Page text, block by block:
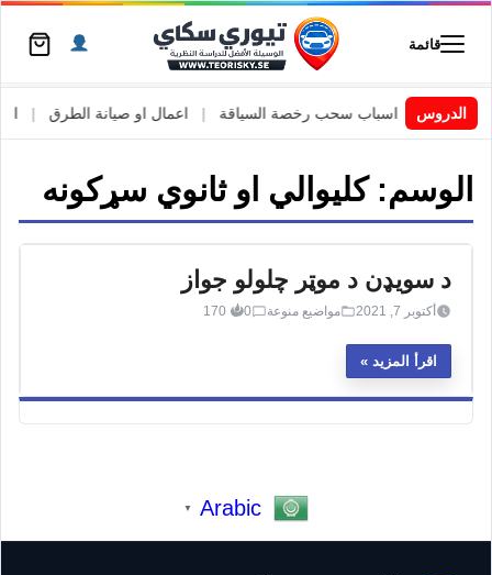
قائمة
الدروسالسويد | اسباب سحب رخصة السياقة اعمال او صيانة الطرق
الوسم:کلیوالي او ثانوي سړکونه
د سویډن د موټر چلولو جواز
أكتوبر 7, 2021 مواضيع منوعة 0
170
اقرأ المزيد
Arabic
▼